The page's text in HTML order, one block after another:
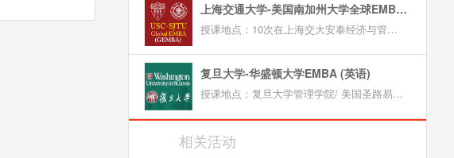
上海交通大学-美国南加州大学全球EMBA项目（英文）
授课地点：10次在上海交大安泰经济与管理学院；3次海外游学包括2次美国洛杉矶，1次亚太地区
复旦大学-华盛顿大学EMBA (英语)
授课地点：复旦大学管理学院/ 美国圣路易斯华盛顿大学
相关活动